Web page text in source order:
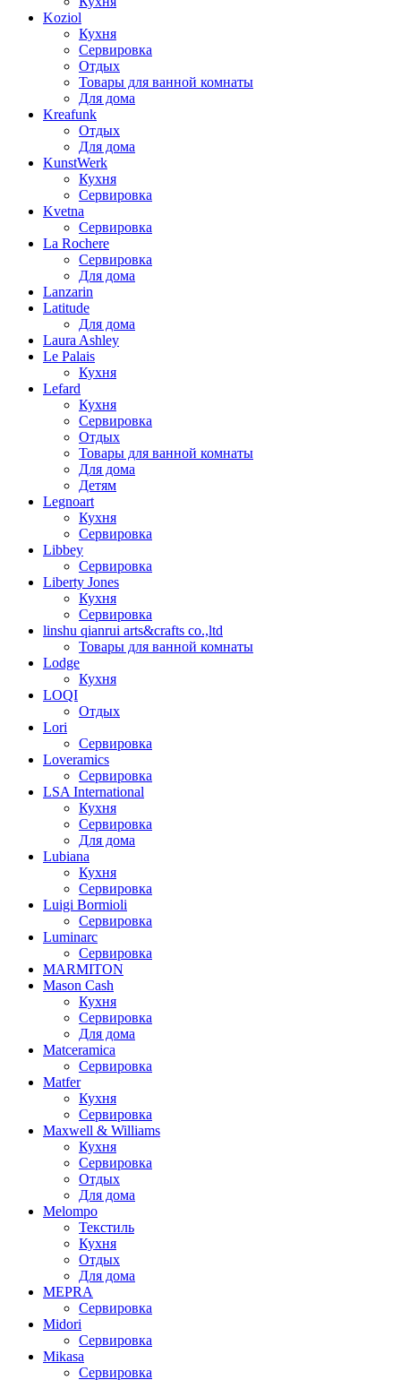
Koziol
Кухня
Сервировка
Отдых
Товары для ванной комнаты
Для дома
Kreafunk
Отдых
Для дома
KunstWerk
Кухня
Сервировка
Kvetna
Сервировка
La Rochere
Сервировка
Для дома
Lanzarin
Latitude
Для дома
Laura Ashley
Le Palais
Кухня
Lefard
Кухня
Сервировка
Отдых
Товары для ванной комнаты
Для дома
Детям
Legnoart
Кухня
Сервировка
Libbey
Сервировка
Liberty Jones
Кухня
Сервировка
linshu qianrui arts&crafts co.,ltd
Товары для ванной комнаты
Lodge
Кухня
LOQI
Отдых
Lori
Сервировка
Loveramics
Сервировка
LSA International
Кухня
Сервировка
Для дома
Lubiana
Кухня
Сервировка
Luigi Bormioli
Сервировка
Luminarc
Сервировка
MARMITON
Mason Cash
Кухня
Сервировка
Для дома
Matceramica
Сервировка
Matfer
Кухня
Сервировка
Maxwell & Williams
Кухня
Сервировка
Отдых
Для дома
Melompo
Текстиль
Кухня
Отдых
Для дома
MEPRA
Сервировка
Midori
Сервировка
Mikasa
Сервировка